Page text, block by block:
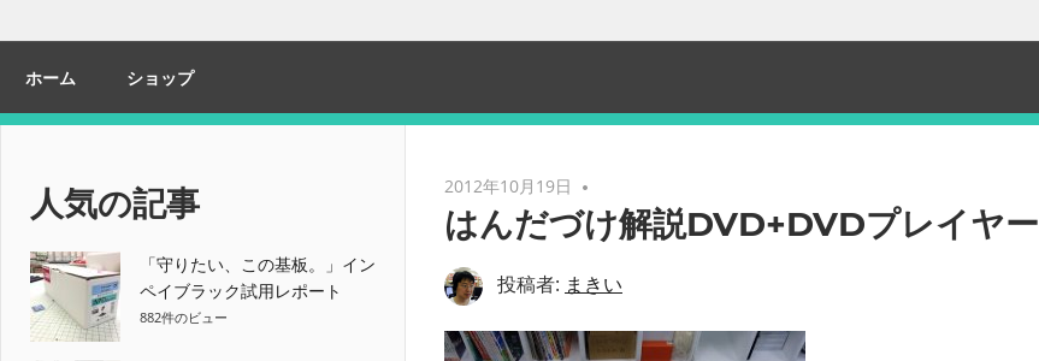
ッ
ッ
チ
サ
エ
ホーム ショップ
2012年10月19日
はんだづけ解説DVD+DVDプレイヤー
投稿者: まきい
人気の記事
「守りたい、この基板。」イン
ペイブラック試用レポート
882件のビュー